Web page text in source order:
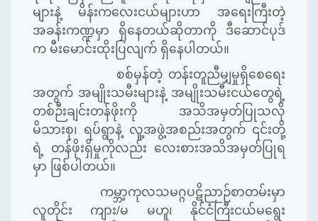
များနဲ့ မိန်းကလေးငယ်များဟာ အရေးကြီးတဲ့
အခန်းကဏ္ဍမှာ ရှိနေတယ်ဆိုတာကို ဒီဆောင်ပုဒ်
က မီးမောင်းထိုးပြလျက် ရှိနေပါတယ်။
စစ်မှန်တဲ့ တန်းတူညီမျှမှုရှိစေရေး
အတွက် အမျိုးသမီးများနဲ့ အမျိုးသမီးငယ်တွေရဲ့
တစ်ဉီးချင်းတန်ဖိုးကို အသိအမှတ်ပြုသလို
မိသားစု၊ ရပ်ရွာနဲ့ လူ့အဖွဲ့အစည်းအတွက် ၎င်းတို့
ရဲ့ တန်ဖိုးရှိမှုကိုလည်း လေးစားအသိအမှတ်ပြုရ
မှာ ဖြစ်ပါတယ်။
ကမ္ဘာ့ကုလသမဂ္ဂပဋိညာဉ်စာတမ်းမှာ
လူတိုင်း ကျား/မ မဟူ၊ နိုင်ငံကြီးငယ်မရွေး